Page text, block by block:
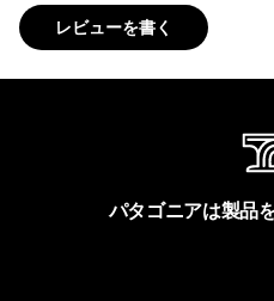
レビューを書く
パタゴニアは製品